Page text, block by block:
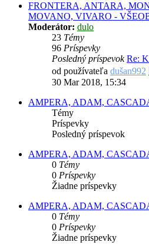
FRONTERA, ANTARA,
MOVANO, VIVARO -
Moderátor: dulo
23 Témy
96 Príspevky
Posledný príspevok Re:
od používateľa dušan992
30 Mar 2018, 15:34
AMPERA, ADAM,
Témy
Príspevky
Posledný príspevok
AMPERA, ADAM,
0 Témy
0 Príspevky
Žiadne príspevky
AMPERA, ADAM,
0 Témy
0 Príspevky
Žiadne príspevky